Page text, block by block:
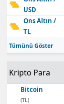
USD
Ons Altın /
TL
Tümünü Göster
Kripto Para
Bitcoin
(TL)